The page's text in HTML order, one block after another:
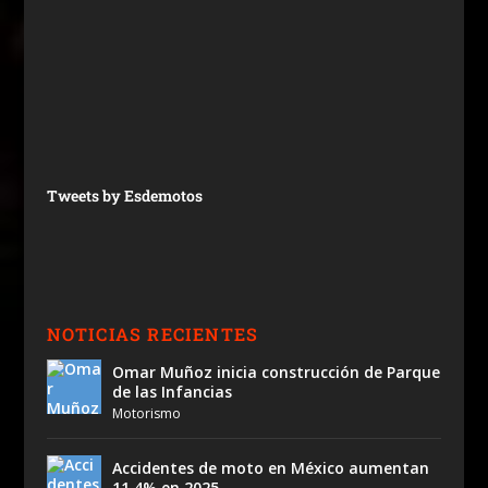
Tweets by Esdemotos
NOTICIAS RECIENTES
Omar Muñoz inicia construcción de Parque
de las Infancias
Motorismo
Accidentes de moto en México aumentan